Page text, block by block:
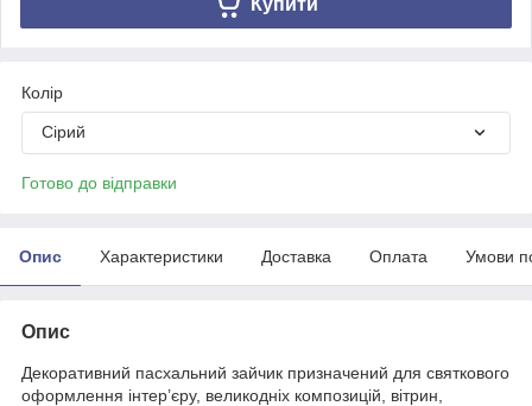
Колір
Сірий
Готово до відправки
Опис Характеристики Доставка Оплата Умови
Опис
Декоративний пасхальний зайчик призначений для святкового
оформлення інтер’єру, великодніх композицій, вітрин,